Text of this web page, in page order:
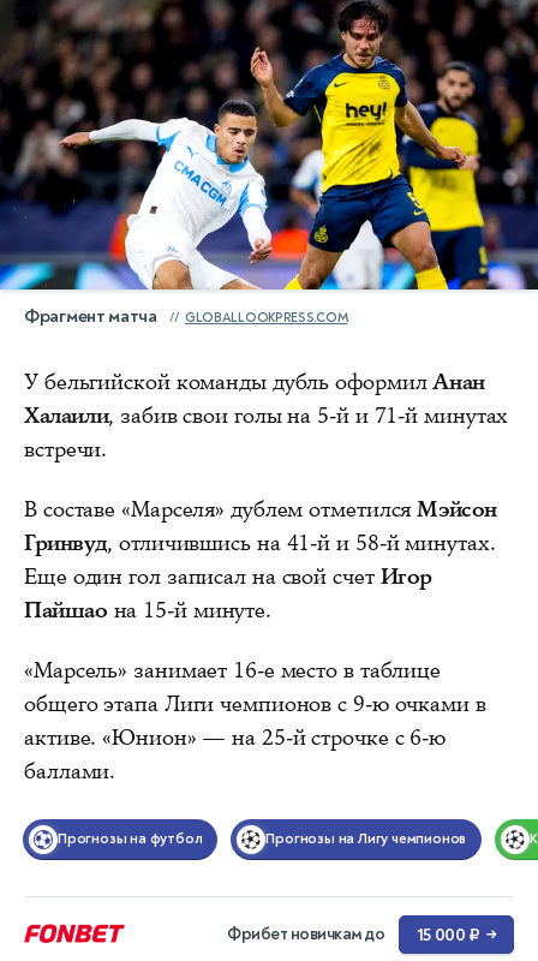
Фрагмент матча GLOBALLOOKPRESS.COM
У бельгийской команды дубль оформилАнан
Халаили, забив свои голы на 5-й и 71-й минутах
встречи.
В составе «Марселя» дублем отметилсяМэйсон
Гринвуд, отличившись на 41-й и 58-й минутах.
Еще один гол записал на свой счет Игор
Пайшао на 15-й минуте.
«Марсель» занимает 16-е место в таблице
общего этапа Лиги чемпионов с 9-ю очками в
активе. «Юнион» — на 25-й строчке с 6-ю
баллами.
Прогнозы на футбол Прогнозы на Лигу чемпионов
Фрибет новичкам до 15 000 ₽ →